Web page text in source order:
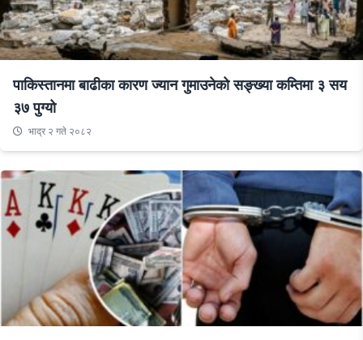
पाकिस्तानमा बाढीका कारण ज्यान गुमाउनेको सङ्ख्या कम्तिमा ३ सय
३७ पुग्यो
भाद्र २ गते २०८२